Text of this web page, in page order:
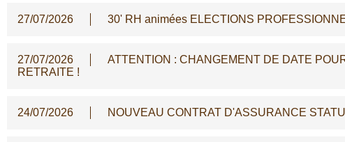
27/07/2026 30' RH animées ELECTIONS
27/07/2026
ATTENTION : CHANGEMENT DE DATE
RETRAITE !
24/07/2026 NOUVEAU CONTRAT D'ASSURANCE